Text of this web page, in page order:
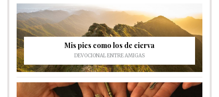
Mis pies como los de cierva
DEVOCIONAL ENTRE AMIGAS